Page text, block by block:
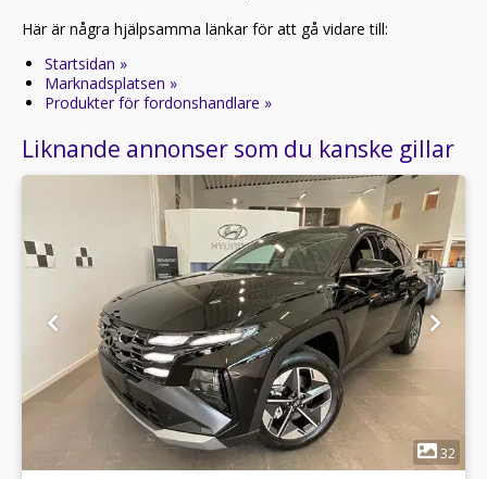
Här är några hjälpsamma länkar för att gå vidare till:
Startsidan »
Marknadsplatsen »
Produkter för fordonshandlare »
Liknande annonser som du kanske gillar
1
32